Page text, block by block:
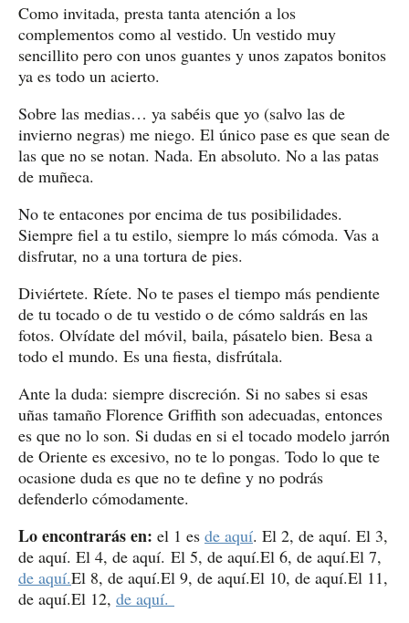
Como invitada, presta tanta atención a los
complementos como al vestido. Un vestido muy
sencillito pero con unos guantes y unos zapatos bonitos
ya es todo un acierto.
Sobre las medias… ya sabéis que yo (salvo las de
invierno negras) me niego. El único pase es que sean de
las que no se notan. Nada. En absoluto. No a las patas
de muñeca.
No te entacones por encima de tus posibilidades.
Siempre fiel a tu estilo, siempre lo más cómoda. Vas a
disfrutar, no a una tortura de pies.
Diviértete. Ríete. No te pases el tiempo más pendiente
de tu tocado o de tu vestido o de cómo saldrás en las
fotos. Olvídate del móvil, baila, pásatelo bien. Besa a
todo el mundo. Es una fiesta, disfrútala.
Ante la duda: siempre discreción. Si no sabes si esas
uñas tamaño Florence Griffith son adecuadas, entonces
es que no lo son. Si dudas en si el tocado modelo jarrón
de Oriente es excesivo, no te lo pongas. Todo lo que te
ocasione duda es que no te define y no podrás
defenderlo cómodamente.
Lo encontrarás en: el 1 es de aquí. El 2, de aquí. El 3,
de aquí. El 4, de aquí. El 5, de aquí.El 6, de aquí.El 7,
de aquí.El 8, de aquí.El 9, de aquí.El 10, de aquí.El 11,
de aquí.El 12, de aquí.